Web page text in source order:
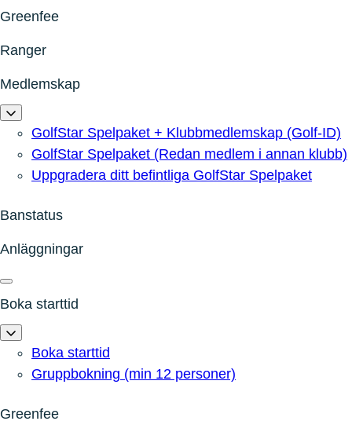
Greenfee
Ranger
Medlemskap
GolfStar Spelpaket + Klubbmedlemskap (Golf-ID)
GolfStar Spelpaket (Redan medlem i annan klubb)
Uppgradera ditt befintliga GolfStar Spelpaket
Banstatus
Anläggningar
Boka starttid
Boka starttid
Gruppbokning (min 12 personer)
Greenfee